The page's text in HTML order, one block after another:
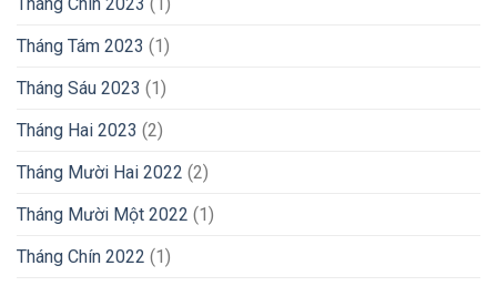
Tháng Tám 2023 (1)
Tháng Sáu 2023 (1)
Tháng Hai 2023 (2)
Tháng Mười Hai 2022 (2)
Tháng Mười Một 2022 (1)
Tháng Chín 2022 (1)